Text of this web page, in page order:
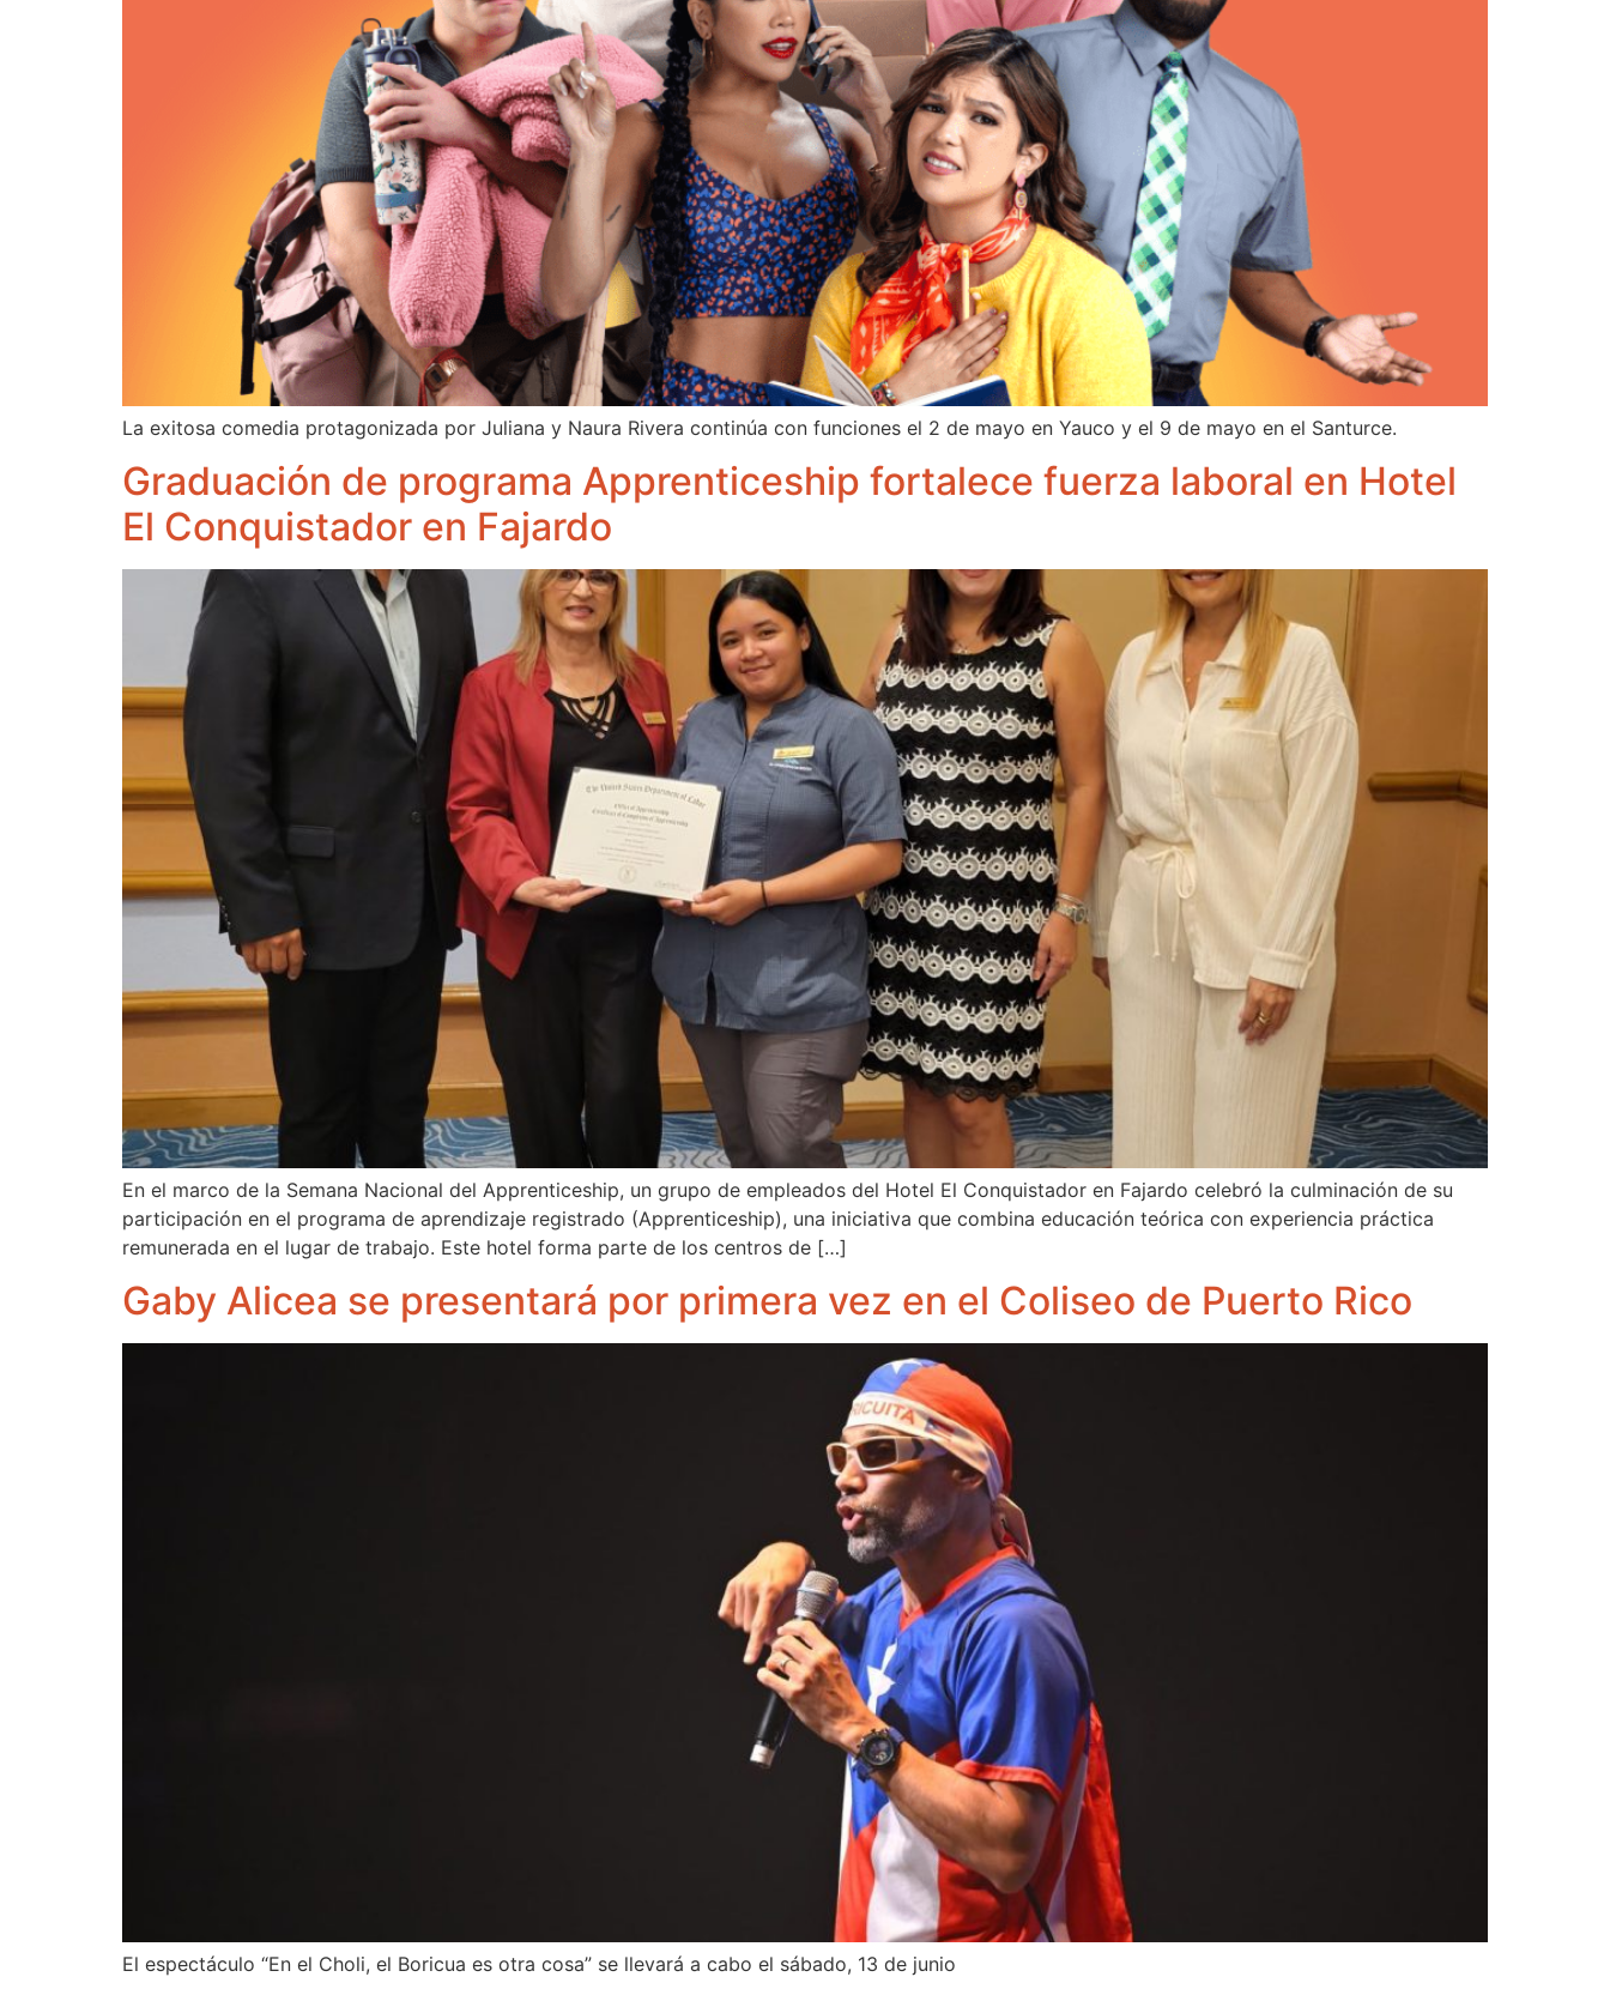
La exitosa comedia protagonizada por Juliana y Naura Rivera continúa con funciones el 2 de mayo en Yauco y el 9 de mayo en el Santurce.
Graduación de programa Apprenticeship fortalece fuerza laboral en Hotel
El Conquistador en Fajardo
En el marco de la Semana Nacional del Apprenticeship, un grupo de empleados del Hotel El Conquistador en Fajardo celebró la culminación de su
participación en el programa de aprendizaje registrado (Apprenticeship), una iniciativa que combina educación teórica con experiencia práctica
remunerada en el lugar de trabajo. Este hotel forma parte de los centros de […]
Gaby Alicea se presentará por primera vez en el Coliseo de Puerto Rico
El espectáculo “En el Choli, el Boricua es otra cosa” se llevará a cabo el sábado, 13 de junio